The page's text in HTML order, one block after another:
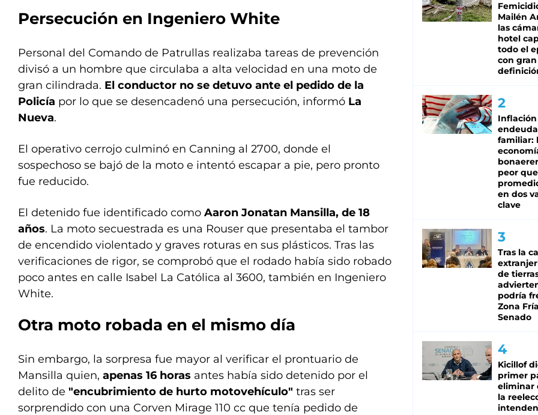
Persecución en Ingeniero White
Personal del Comando de Patrullas realizaba tareas de prevención
divisó a un hombre que circulaba a alta velocidad en una moto de
gran cilindrada. El conductor no se detuvo ante el pedido de la
Policía por lo que se desencadenó una persecución, informó La
Nueva.
El operativo cerrojo culminó en Canning al 2700, donde el
sospechoso se bajó de la moto e intentó escapar a pie, pero pronto
fue reducido.
El detenido fue identificado como Aaron Jonatan Mansilla, de 18
años. La moto secuestrada es una Rouser que presentaba el tambor
de encendido violentado y graves roturas en sus plásticos. Tras las
verificaciones de rigor, se comprobó que el rodado había sido robado
poco antes en calle Isabel La Católica al 3600, también en Ingeniero
White.
Otra moto robada en el mismo día
Sin embargo, la sorpresa fue mayor al verificar el prontuario de
Mansilla quien, apenas 16 horas antes había sido detenido por el
delito de "encubrimiento de hurto motovehículo" tras ser
sorprendido con una Corven Mirage 110 cc que tenía pedido de
Mailén
las
hotel
todo el
con gran
Inflación
familiar:
peor
en dos
clave
Tras la
de
podría
Zona
Senado
Kicillof
primer
eliminar
la